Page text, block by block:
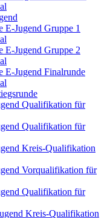
E-Jugend Gruppe 1
E-Jugend Gruppe 2
E-Jugend Finalrunde
Qualifikation für
Qualifikation für
Kreis-Qualifikation
Vorqualifikation für
Qualifikation für
Kreis-Qualifikation